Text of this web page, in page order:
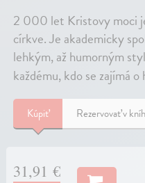
2 000 let Kristovy moci
církve. Je akademicky
lehkým, až humorným
každému, kdo se zajímá
Kúpiť Rezervovať v
31,91 €